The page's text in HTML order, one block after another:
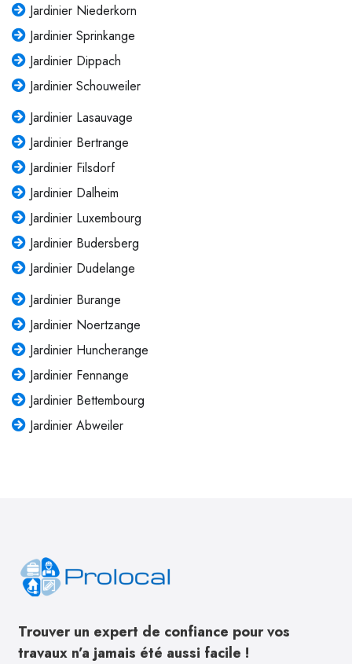
Jardinier Niederkorn
Jardinier Sprinkange
Jardinier Dippach
Jardinier Schouweiler
Jardinier Lasauvage
Jardinier Bertrange
Jardinier Filsdorf
Jardinier Dalheim
Jardinier Luxembourg
Jardinier Budersberg
Jardinier Dudelange
Jardinier Burange
Jardinier Noertzange
Jardinier Huncherange
Jardinier Fennange
Jardinier Bettembourg
Jardinier Abweiler
Trouver un expert de confiance pour vos
travaux n’a jamais été aussi facile !